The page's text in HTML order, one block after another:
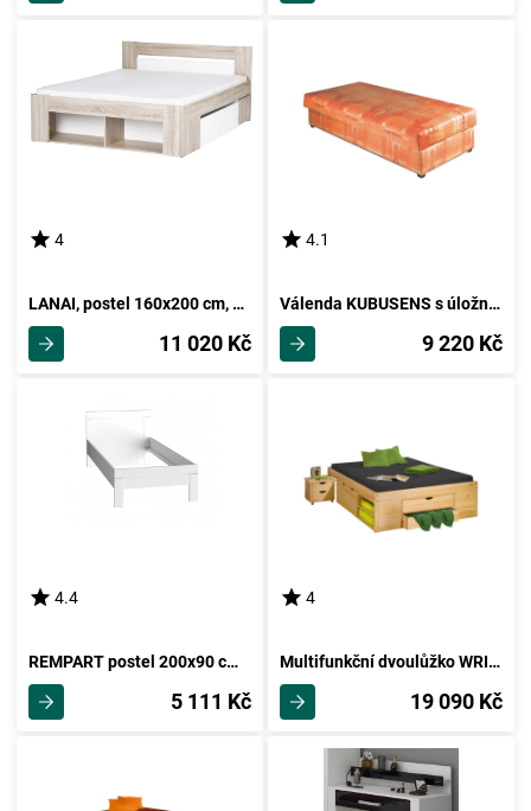
4
LANAI, postel 160x200 cm, dub sonoma/bílá
11 020 Kč
4.1
Válenda KUBUSENS s úložným prostorem, oranžový vzor
9 220 Kč
4.4
REMPART postel 200x90 cm, bílá, 5 let záruka
5 111 Kč
4
Multifunkční dvoulůžko WRIGHTSON 140x200 cm, masiv borovice
19 090 Kč